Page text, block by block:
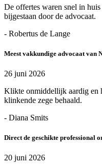
De offertes waren snel in
bijgestaan door de advocaat.
- Robertus de Lange
Meest vakkundige advocaat van
26 juni 2026
Klikte onmiddellijk aardig en
klinkende zege behaald.
- Diana Smits
Direct de geschikte professional
20 juni 2026